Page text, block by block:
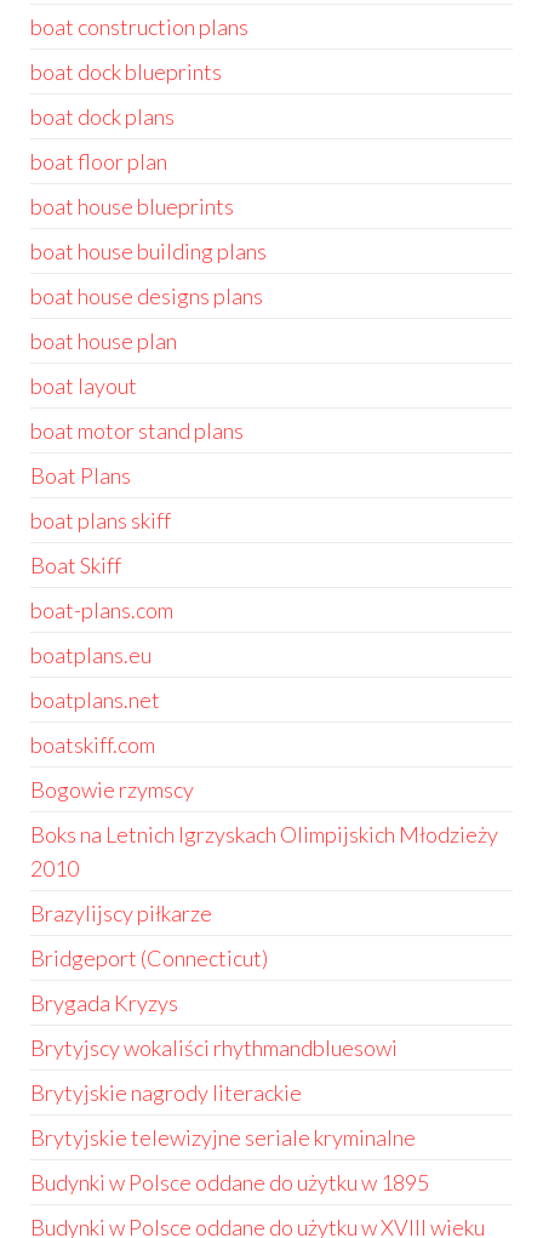
boat construction plans
boat dock blueprints
boat dock plans
boat floor plan
boat house blueprints
boat house building plans
boat house designs plans
boat house plan
boat layout
boat motor stand plans
Boat Plans
boat plans skiff
Boat Skiff
boat-plans.com
boatplans.eu
boatplans.net
boatskiff.com
Bogowie rzymscy
Boks na Letnich Igrzyskach Olimpijskich Młodzieży
2010
Brazylijscy piłkarze
Bridgeport (Connecticut)
Brygada Kryzys
Brytyjscy wokaliści rhythmandbluesowi
Brytyjskie nagrody literackie
Brytyjskie telewizyjne seriale kryminalne
Budynki w Polsce oddane do użytku w 1895
Budynki w Polsce oddane do użytku w XVIII wieku